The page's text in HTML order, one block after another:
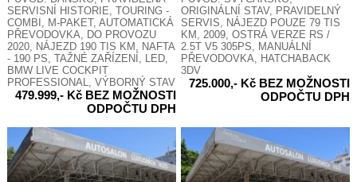
SERVISNÍ HISTORIE, TOURING -
COMBI, M-PAKET, AUTOMATICKÁ
PŘEVODOVKA, DO PROVOZU
2020, NÁJEZD 190 TIS KM, NAFTA
- 190 PS, TAŽNÉ ZAŘÍZENÍ, LED,
BMW LIVE COCKPIT
PROFESSIONAL, VÝBORNÝ STAV
479.999,- Kč BEZ MOŽNOSTI
ODPOČTU DPH
ORIGINÁLNÍ STAV, PRAVIDELNÝ
SERVIS, NÁJEZD POUZE 79 TIS
KM, 2009, OSTRÁ VERZE RS /
2.5T V5 305PS, MANUÁLNÍ
PŘEVODOVKA, HATCHABACK
3DV
725.000,- Kč BEZ MOŽNOSTI
ODPOČTU DPH